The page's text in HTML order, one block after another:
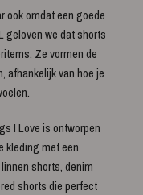
ook omdat een goede
geloven we dat shorts
Ze vormen de
afhankelijk van hoe je
I Love is ontworpen
kleding met een
shorts, denim
shorts die perfect